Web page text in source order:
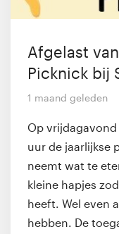
Afgelast
Picknick bij
1 maand geleden
Op
uur de jaarlijkse
neemt wat te
kleine hapjes
heeft. Wel even
hebben. De